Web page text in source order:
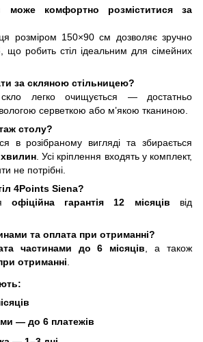
може комфортно розміститися за
розміром 150×90 см дозволяє зручно
, що робить стіл ідеальним для сімейних
за скляною стільницею?
легко очищується — достатньо
серветкою або м’якою тканиною.
столу?
в розібраному вигляді та збирається
. Усі кріплення входять у комплект,
не потрібні.
4Points Siena?
офіційна гарантія 12 місяців від
та оплата при отриманні?
частинами до 6 місяців, а також
отриманні.
— до 6 платежів